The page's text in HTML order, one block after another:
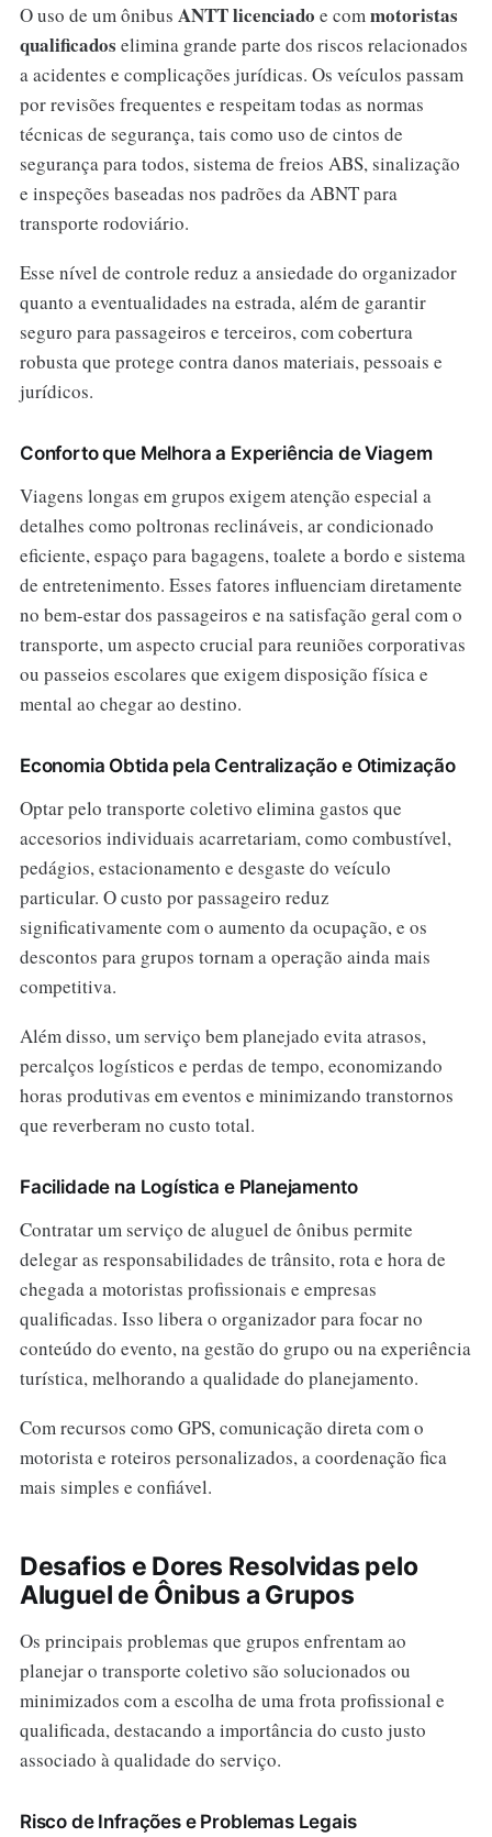
O uso de um ônibus ANTT licenciado e commotoristas
qualificados elimina grande parte dos riscos relacionados
a acidentes e complicações jurídicas. Os veículos passam
por revisões frequentes e respeitam todas as normas
técnicas de segurança, tais como uso de cintos de
segurança para todos, sistema de freios ABS, sinalização
e inspeções baseadas nos padrões da ABNT para
transporte rodoviário.
Esse nível de controle reduz a ansiedade do organizador
quanto a eventualidades na estrada, além de garantir
seguro para passageiros e terceiros, com cobertura
robusta que protege contra danos materiais, pessoais e
jurídicos.
Conforto que Melhora a Experiência de Viagem
Viagens longas em grupos exigem atenção especial a
detalhes como poltronas reclináveis, ar condicionado
eficiente, espaço para bagagens, toalete a bordo e sistema
de entretenimento. Esses fatores influenciam diretamente
no bem-estar dos passageiros e na satisfação geral com o
transporte, um aspecto crucial para reuniões corporativas
ou passeios escolares que exigem disposição física e
mental ao chegar ao destino.
Economia Obtida pela Centralização e Otimização
Optar pelo transporte coletivo elimina gastos que
accesorios individuais acarretariam, como combustível,
pedágios, estacionamento e desgaste do veículo
particular. O custo por passageiro reduz
significativamente com o aumento da ocupação, e os
descontos para grupos tornam a operação ainda mais
competitiva.
Além disso, um serviço bem planejado evita atrasos,
percalços logísticos e perdas de tempo, economizando
horas produtivas em eventos e minimizando transtornos
que reverberam no custo total.
Facilidade na Logística e Planejamento
Contratar um serviço de aluguel de ônibus permite
delegar as responsabilidades de trânsito, rota e hora de
chegada a motoristas profissionais e empresas
qualificadas. Isso libera o organizador para focar no
conteúdo do evento, na gestão do grupo ou na experiência
turística, melhorando a qualidade do planejamento.
Com recursos como GPS, comunicação direta com o
motorista e roteiros personalizados, a coordenação fica
mais simples e confiável.
Desafios e Dores Resolvidas pelo
Aluguel de Ônibus a Grupos
Os principais problemas que grupos enfrentam ao
planejar o transporte coletivo são solucionados ou
minimizados com a escolha de uma frota profissional e
qualificada, destacando a importância do custo justo
associado à qualidade do serviço.
Risco de Infrações e Problemas Legais